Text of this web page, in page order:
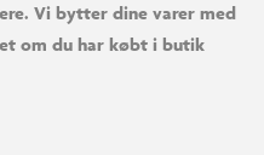
Vi bytter dine varer med
om du har købt i butik